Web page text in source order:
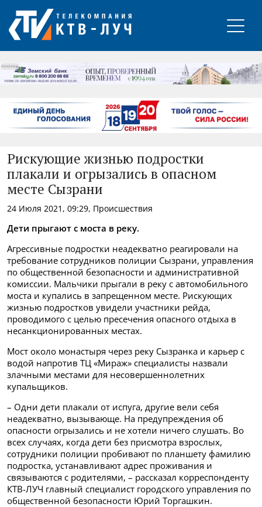
РЕКЛАМА
Рискующие жизнью подростки
плакали и огрызались в опасном
месте Сызрани
24 Июля 2021, 09:29, Происшествия
Дети прыгают с моста в реку.
Агрессивные подростки неадекватно реагировали на
требование сотрудников полиции Сызрани, управления
по общественной безопасности и административной
комиссии. Мальчики прыгали в реку с автомобильного
моста и купались в запрещенном месте. Рискующих
жизнью подростков увидели участники рейда,
проводимого с целью пресечения опасного отдыха в
несанкционированных местах.
Мост около монастыря через реку Сызранка и карьер с
водой напротив ТЦ «Мираж» специалисты назвали
злачными местами для несовершеннолетних
купальщиков.
– Одни дети плакали от испуга, другие вели себя
неадекватно, вызывающе. На предупреждения об
опасности огрызались и не хотели ничего слушать. Во
всех случаях, когда дети без присмотра взрослых,
сотрудники полиции пробивают по планшету фамилию
подростка, устанавливают адрес проживания и
связываются с родителями, – рассказал корреспонденту
КТВ-ЛУЧ главный специалист городского управления по
общественной безопасности Юрий Торгашкин.